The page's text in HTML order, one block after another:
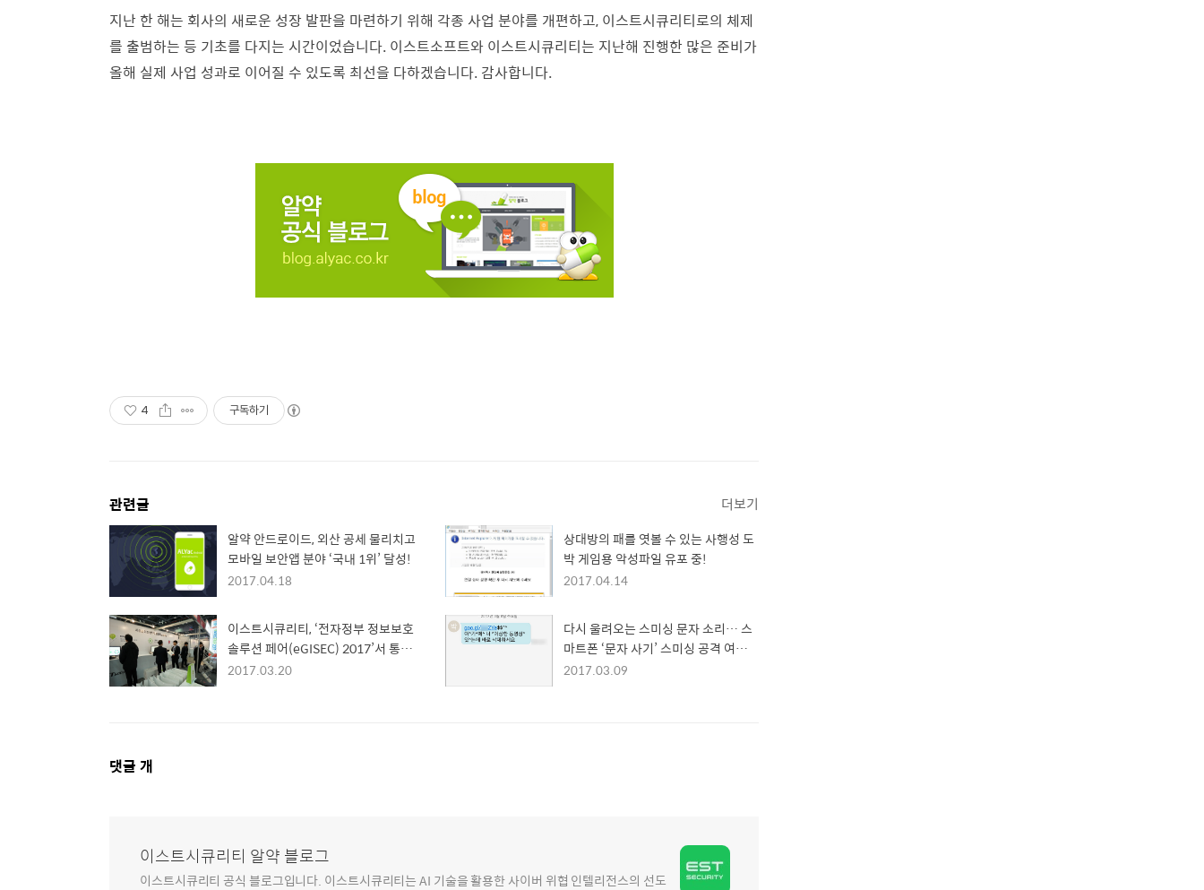
지난 한 해는 회사의 새로운 성장 발판을 마련하기 위해 각종 사업 분야를 개편하고, 이스트시큐리티로의 체제
를 출범하는 등 기초를 다지는 시간이었습니다. 이스트소프트와 이스트시큐리티는 지난해 진행한 많은 준비가
올해 실제 사업 성과로 이어질 수 있도록 최선을 다하겠습니다. 감사합니다.
4 구독하기
관련글 더보기
알약 안드로이드, 외산 공세 물리치고
모바일 보안앱 분야 ‘국내 1위’ 달성!
2017.04.18
상대방의 패를 엿볼 수 있는 사행성 도
박 게임용 악성파일 유포 중!
2017.04.14
이스트시큐리티, ‘전자정부 정보보호
솔루션 페어(eGISEC) 2017’서 통합
보안 방향 제시
2017.03.20
다시 울려오는 스미싱 문자 소리… 스
마트폰 ‘문자 사기’ 스미싱 공격 여전히
활개쳐!
2017.03.09
댓
댓글 개
이스트시큐리티 알약 블로그
이스트시큐리티 공식 블로그입니다. 이스트시큐리티는 AI 기술을 활용한 사이버 위협 인텔리전스의 선도